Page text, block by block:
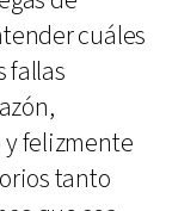
cuáles
fallas
felizmente
tanto